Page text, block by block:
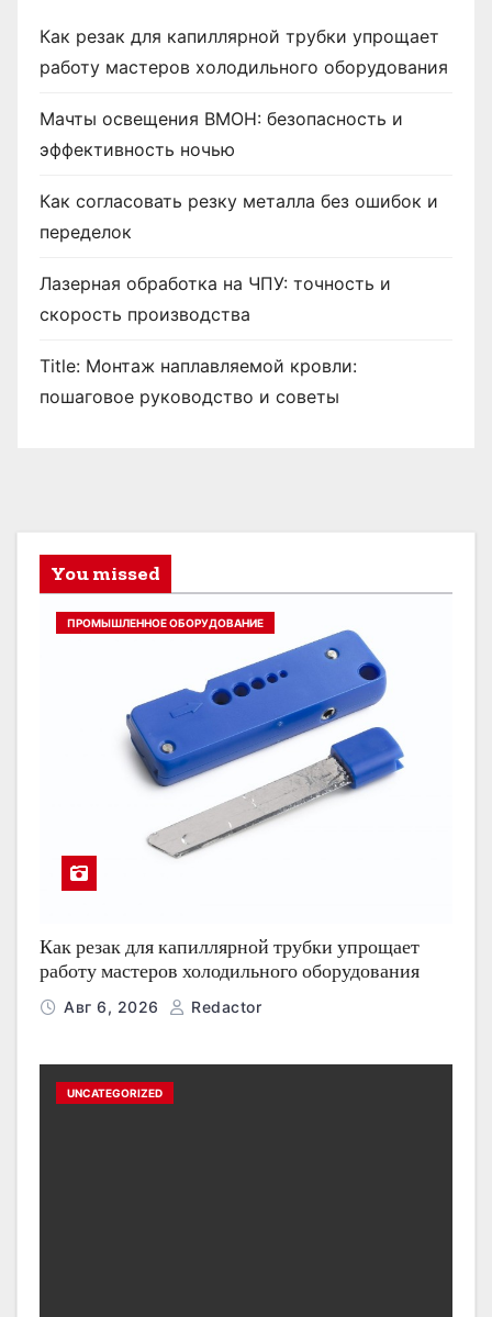
Как резак для капиллярной трубки упрощает
работу мастеров холодильного оборудования
Мачты освещения ВМОН: безопасность и
эффективность ночью
Как согласовать резку металла без ошибок и
переделок
Лазерная обработка на ЧПУ: точность и
скорость производства
Title: Монтаж наплавляемой кровли:
пошаговое руководство и советы
You missed
ПРОМЫШЛЕННОЕ ОБОРУДОВАНИЕ
Как резак для капиллярной трубки упрощает
работу мастеров холодильного оборудования
Авг 6, 2026 Redactor
UNCATEGORIZED